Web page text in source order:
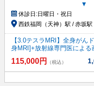
▼
休診日:日曜日・祝日
西鉄福岡（天神）駅 / 赤坂駅
【3.0テスラMRI】全身がん
身MRI]+放射線専門医によ
115,000円 （税込）